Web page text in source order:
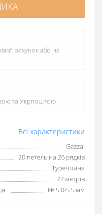
Всі характеристики
Gazzal
20 петель на 26 рядків
Туреччина
77 метрів
№ 5.0-5.5 мм
рахунок або на
та Укрпоштою